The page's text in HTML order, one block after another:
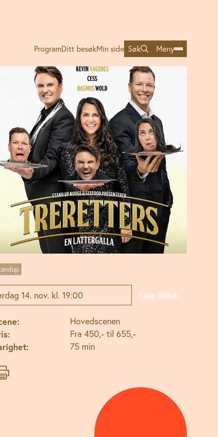
ProgramDitt besøkMin side Søk Meny
14. nov. kl. 19:00 Kjøp billett
Hovedscenen
Fra 450,- til 655,-
75 min